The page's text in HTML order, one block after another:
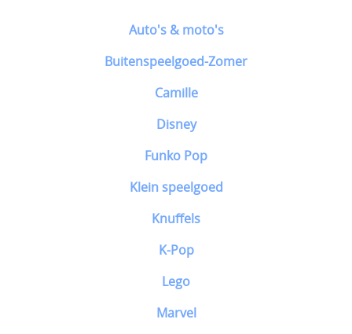
Auto's & moto's
Buitenspeelgoed-Zomer
Camille
Disney
Funko Pop
Klein speelgoed
Knuffels
K-Pop
Lego
Marvel